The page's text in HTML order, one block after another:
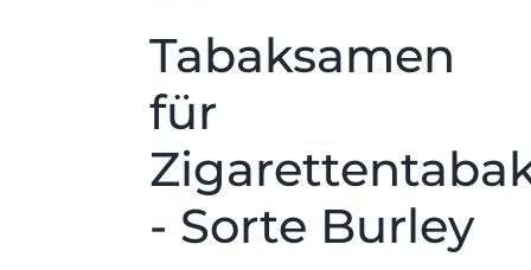
Tabaksamen
für
- Sorte Burley